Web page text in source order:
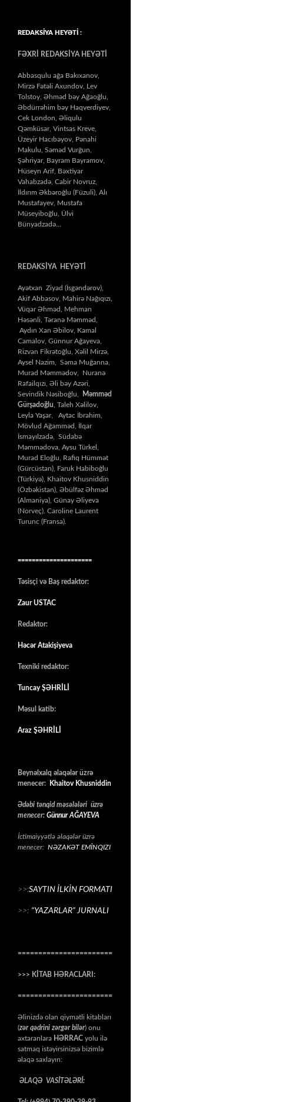
REDAKSİYA HEYƏTİ :
FƏXRİ REDAKSİYA HEYƏTİ
Abbasqulu ağa Bakıxanov,
Mirzə Fətəli Axundov, Lev
Tolstoy, Əhməd bəy Ağaoğlu,
Əbdürrəhim bəy Haqverdiyev,
Cek London, Əliqulu
Qəmküsar, Vintsas Kreve,
Üzeyir Hacıbəyov, Pənahi
Makulu, Səməd Vurğun,
Şəhriyar, Bayram Bayramov,
Hüseyn Arif, Bəxtiyar
Vahabzadə, Cabir Novruz,
İldırım Əkbəroğlu (Füzuli), Alı
Mustafayev, Mustafa
Müseyiboğlu, Ülvi
Bünyadzadə…
REDAKSİYA HEYƏTİ
Ayətxan Ziyad (İsgəndərov),
Akif Abbasov, Mahirə Nağıqızı,
Vüqar Əhməd, Mehman
Həsənli, Təranə Məmməd,
Aydın Xan Əbilov, Kamal
Camalov, Günnur Ağayeva,
Rizvan Fikrətoğlu, Xəlil Mirzə,
Aysel Nazim, Səma Muğanna,
Murad Məmmədov, Nuranə
Rafailqızı, Əli bəy Azəri,
Sevindik Nəsiboğlu,
Məmməd
Gürşadoğlu , Taleh Xəlilov,
Leyla Yaşar, Aytac İbrahim,
Mövlud Ağamməd, İlqar
İsmayılzadə, Südabə
Məmmədova, Aysu Türkel,
Murad Eloğlu, Rafiq Hümmət
(Gürcüstan), Faruk Habiboğlu
(Türkiyə), Khaitov Khusniddin
(Özbəkistan), Əbülfəz Əhməd
(Almaniya), Günay Əliyeva
(Norveç). Caroline Laurent
Turunc (Fransa).
=====================
Təsisçi və Baş redaktor:
Zaur USTAC
Redaktor:
Həcər Atakişiyeva
Texniki redaktor:
Tuncay ŞƏHRİLİ
Məsul katib:
Araz ŞƏHRİLİ
Beynəlxalq əlaqələr üzrə
menecer:
Khaitov Khusniddin
Ədəbi tənqid məsələləri üzrə
menecer: Günnur AĞAYEVA
İctimaiyyətlə əlaqələr üzrə
menecer: NƏZAKƏT EMİNQIZI
>>:SAYTIN İLKİN FORMATI
>>: “YAZARLAR” JURNALI
=======================
>>> KİTAB HƏRACLARI:
=======================
Əlinizdə olan qiymətli kitabları
(zər qədrini zərgər bilər) onu
axtaranlara HƏRRAC yolu ilə
satmaq istəyirsinizsə bizimlə
əlaqə saxlayın:
ƏLAQƏ VASİTƏLƏRİ: